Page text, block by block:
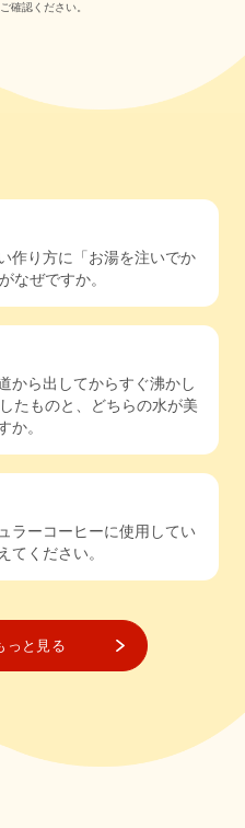
確認ください。
作り方に「お湯を注いでか
なぜですか。
から出してからすぐ沸かし
たものと、どちらの水が美
か。
ラーコーヒーに使用してい
てください。
っと見る